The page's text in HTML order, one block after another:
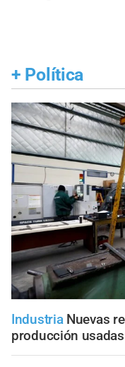
+ Política
Industria Nuevas
producción